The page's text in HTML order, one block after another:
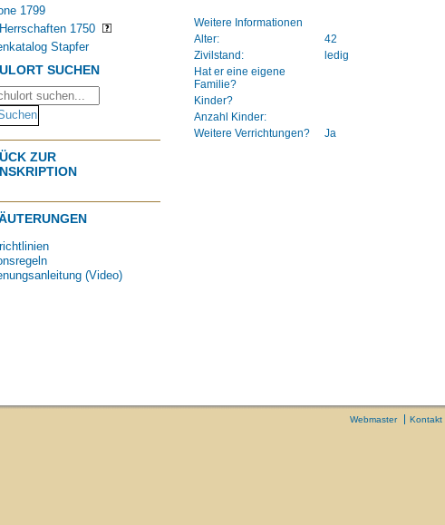
1799
1750
Stapfer
SUCHEN
ZUR
(Video)
Weitere Informationen
Alter:
42
Zivilstand:
ledig
Hat er eine eigene
Familie?
Kinder?
Anzahl Kinder:
Weitere Verrichtungen?
Ja
Webmaster Kontakt